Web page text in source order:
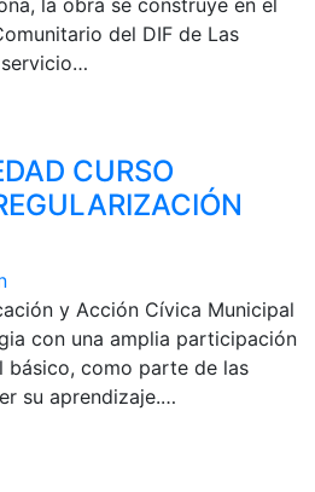
del DIF de Las
CURSO
y Acción Cívica Municipal
con una amplia participación
básico, como parte de las
su aprendizaje.…